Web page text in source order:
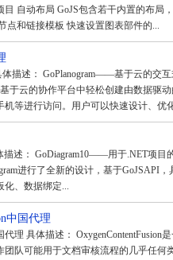
自动布局 GoJS包含若干内置的布局
点和链接模板 快速设置图表部件的...
体描述： GoPlanogram——基于云的交
基于云的协作平台中轻松创建由数据驱
机等进行访问。用户可以快速设计、优
描述： GoDiagram10——用于.NET项目
进行了全新的设计，基于GoJSAPI
化、数据绑定...
中国代理
代理 具体描述： OxygenContentFusion
团队可能用于文档审核流程的几乎任何